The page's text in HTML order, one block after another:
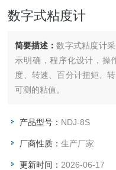
数字式粘度计
简要描述：数字式粘度计
示明确，程序化设计，操
度、转速、百分计扭矩、
可测的粘值。
产品型号： NDJ-8S
厂商性质：生产厂家
更新时间： 2026-06-17